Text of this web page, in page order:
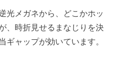
光メガネから、どこかホッ
、時折見せるまなじりを決
ギャップが効いています。